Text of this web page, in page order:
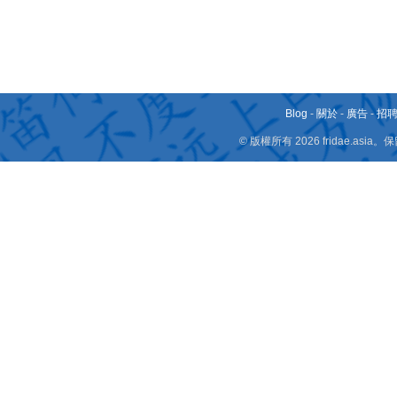
Blog - 關於 - 廣告 -招
© 版權所有 2026 fridae.asia。